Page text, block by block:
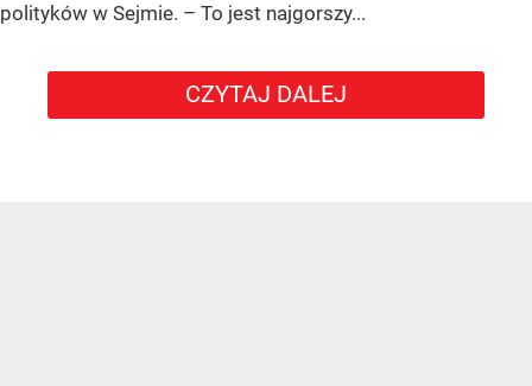
polityków w Sejmie. – To jest najgorszy...
CZYTAJ DALEJ